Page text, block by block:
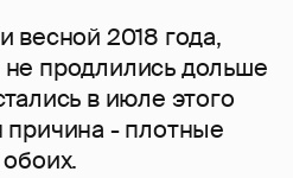
весной 2018 года,
продлились дольше
в июле этого
причина - плотные